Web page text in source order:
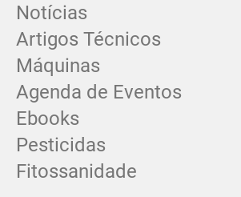
Notícias
Artigos Técnicos
Máquinas
Agenda de Eventos
Ebooks
Pesticidas
Fitossanidade